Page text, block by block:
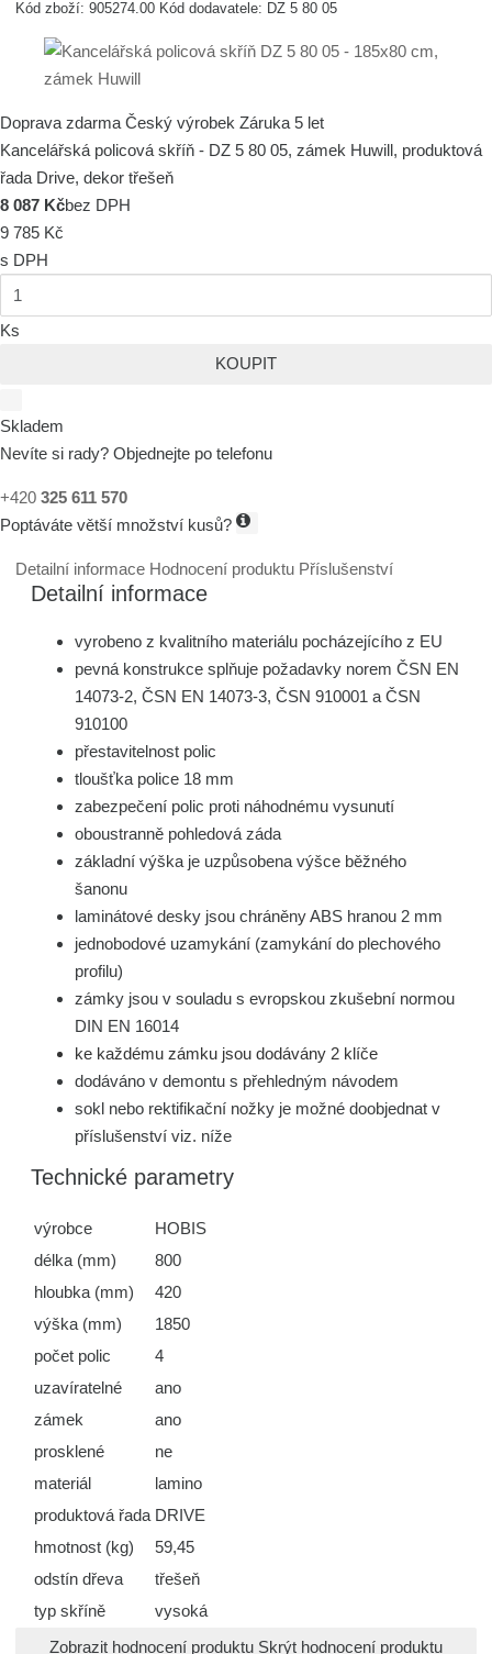
Kód zboží:905274.00 Kód dodavatele: DZ 5 80 05
Doprava zdarma Český výrobek Záruka 5 let
Kancelářská policová skříň - DZ 5 80 05, zámek Huwill, produktová
řada Drive, dekor třešeň
8 087 Kčbez DPH
9 785 Kč
s DPH
Ks
KOUPIT
Skladem
Nevíte si rady? Objednejte po telefonu
+420 325 611 570
Poptáváte větší množství kusů?
Detailní informace Hodnocení produktu Příslušenství
Detailní informace
vyrobeno z kvalitního materiálu pocházejícího z EU
pevná konstrukce splňuje požadavky norem ČSN EN
14073-2, ČSN EN 14073-3, ČSN 910001 a ČSN
910100
přestavitelnost polic
tloušťka police 18 mm
zabezpečení polic proti náhodnému vysunutí
oboustranně pohledová záda
základní výška je uzpůsobena výšce běžného
šanonu
laminátové desky jsou chráněny ABS hranou 2 mm
jednobodové uzamykání (zamykání do plechového
profilu)
zámky jsou v souladu s evropskou zkušební normou
DIN EN 16014
ke každému zámku jsou dodávány 2 klíče
dodáváno v demontu s přehledným návodem
sokl nebo rektifikační nožky je možné doobjednat v
příslušenství viz. níže
Technické parametry
výrobce
HOBIS
délka (mm)
800
hloubka (mm)
420
výška (mm)
1850
počet polic
4
uzavíratelné
ano
zámek
ano
prosklené
ne
materiál
lamino
produktová řada DRIVE
hmotnost (kg)
59,45
odstín dřeva
třešeň
typ skříně
vysoká
Zobrazit hodnocení produktu Skrýt hodnocení produktu